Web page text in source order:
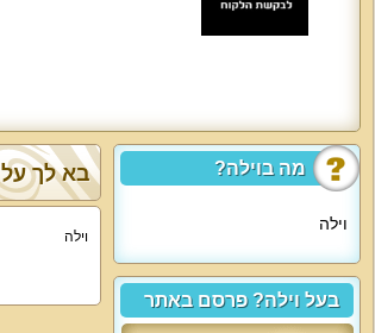
מה בוילה?
וילה
בעל וילה? פרסם באתר
בא לך על
וילה